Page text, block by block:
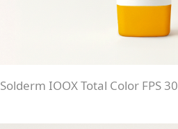
Solderm IOOX Total Color FPS 30